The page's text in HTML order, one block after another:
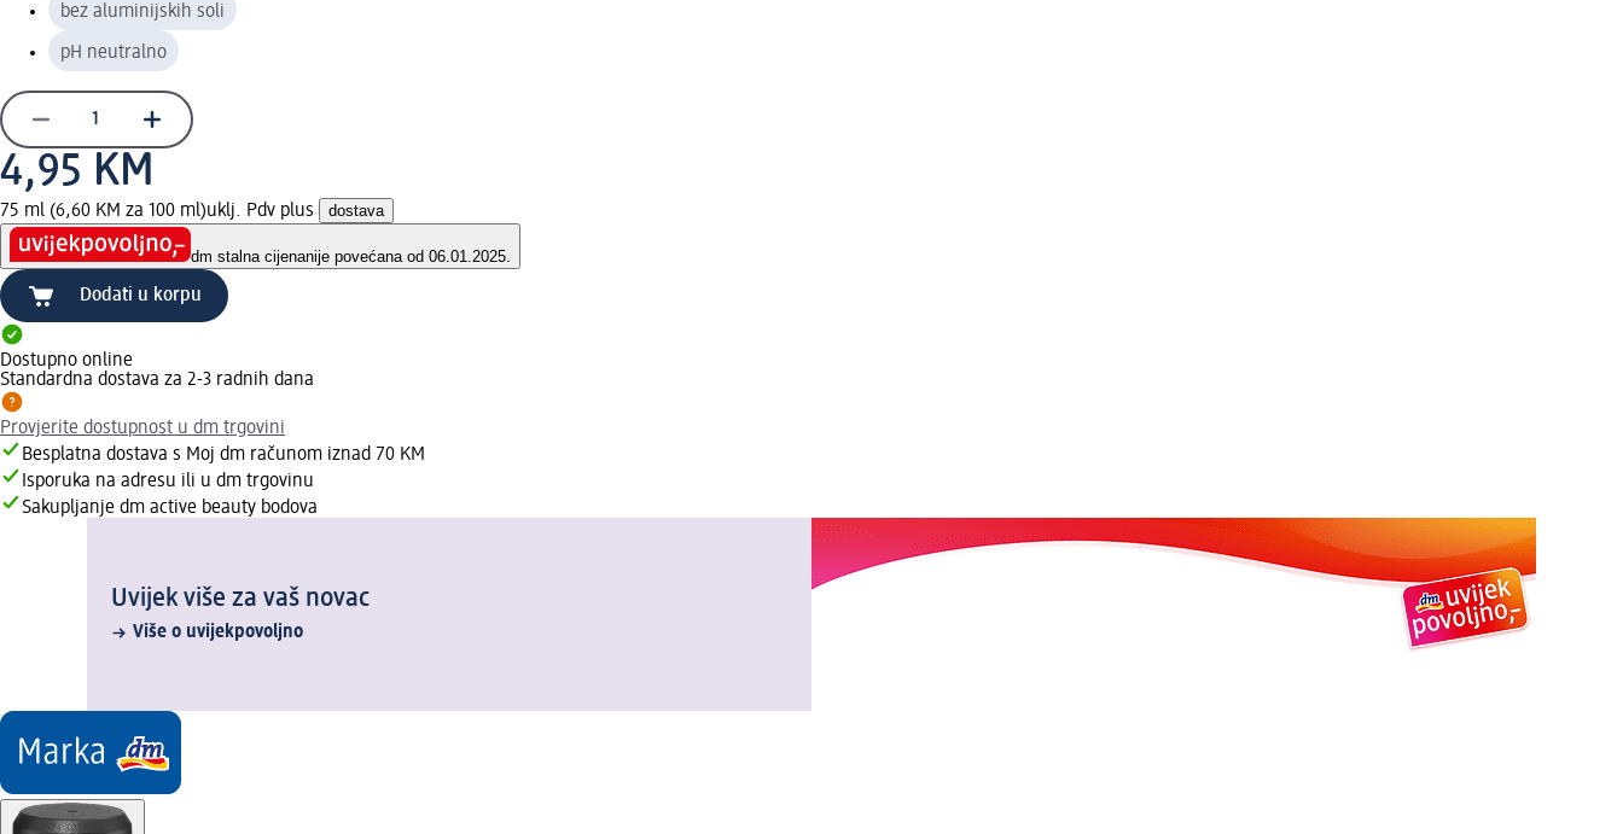
bez aluminijskih soli
pH neutralno
4,95 KM
75 ml (6,60 KM za 100 ml)uklj. Pdv plus dostava
dm stalna cijenanije povećana od 06.01.2025.
Dodati u korpu
Dostupno online
Standardna dostava za 2-3 radnih dana
Provjerite dostupnost u dm trgovini
Besplatna dostava s Moj dm računom iznad 70 KM
Isporuka na adresu ili u dm trgovinu
Sakupljanje dm active beauty bodova
Uvijek više za vaš novac
Više o uvijekpovoljno